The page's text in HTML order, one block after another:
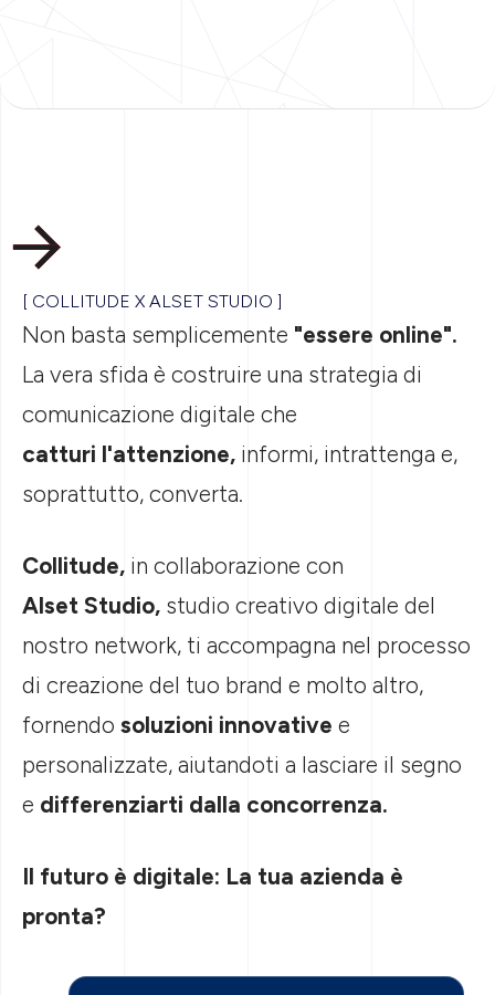
[ COLLITUDE X ALSET STUDIO ]
Non basta semplicemente "essere online".
La vera sfida è costruire una strategia di
comunicazione digitale che
catturi l'attenzione, informi, intrattenga e,
soprattutto, converta.
Collitude, in collaborazione con
Alset Studio, studio creativo digitale del
nostro network, ti accompagna nel processo
di creazione del tuo brand e molto altro,
fornendo soluzioni innovative e
personalizzate, aiutandoti a lasciare il segno
e differenziarti dalla concorrenza.
Il futuro è digitale: La tua azienda è
pronta?